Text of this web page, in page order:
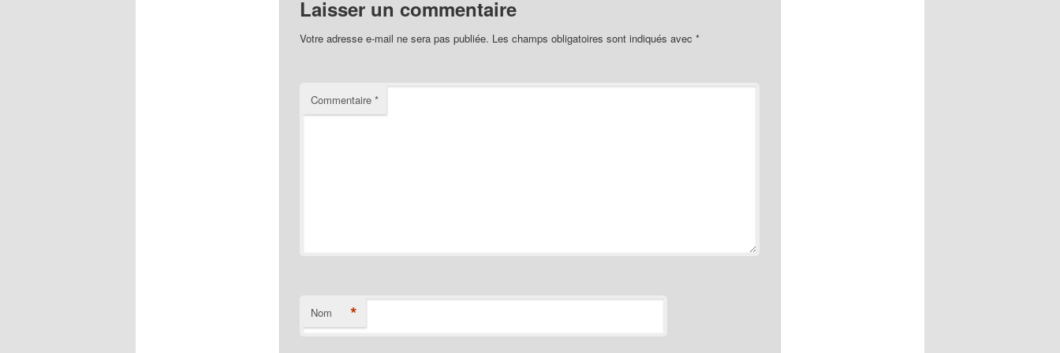
Laisser un commentaire
Votre adresse e-mail ne sera pas publiée. Les champs obligatoires sont indiqués avec *
Commentaire *
Nom *